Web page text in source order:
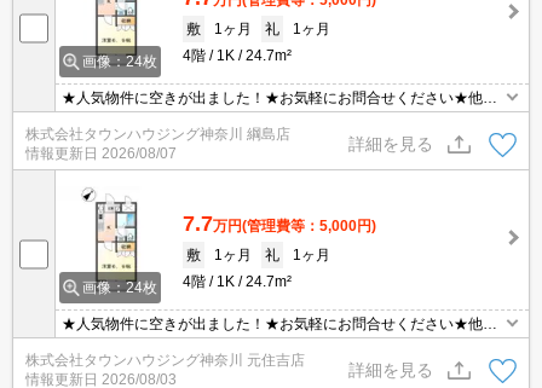
画像：24枚
敷
1ヶ月 礼
1ヶ月
4階
1K 24.7m²
★人気物件に空きが出ました！★お気軽にお問合せください★他社
様の物件も含めて気になる物件はまとめてご紹介可能です！★ZOO
Mでのご相談も承ります★
株式会社タウンハウジング神奈川 綱島店
情報更新日 2026/08/07
詳細を見る
画像：24枚
7.7万円(管理費等：5,000円)
敷
1ヶ月 礼
1ヶ月
4階
1K 24.7m²
★人気物件に空きが出ました！★お気軽にお問合せください★他社
様の物件も含めて気になる物件はまとめてご紹介可能です！★ZOO
Mでのご相談も承ります★
株式会社タウンハウジング神奈川 元住吉店
情報更新日 2026/08/03
詳細を見る